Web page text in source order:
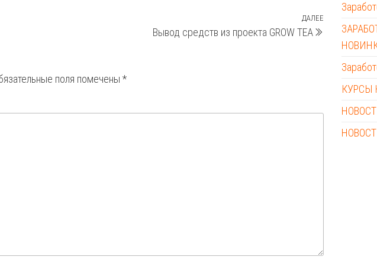
Следующая
запись
ДАЛЕЕ
Вывод средств из проекта GROW TEA
поля помечены *
КУРСЫ